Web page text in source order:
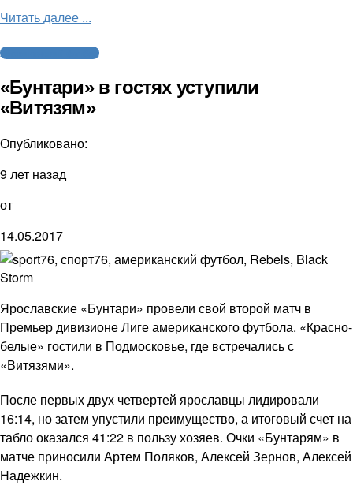
Читать далее ...
Американский футбол
«Бунтари» в гостях уступили
«Витязям»
Опубликовано:
9 лет назад
от
14.05.2017
Ярославские «Бунтари» провели свой второй матч в
Премьер дивизионе Лиге американского футбола. «Красно-
белые» гостили в Подмосковье, где встречались с
«Витязями».
После первых двух четвертей ярославцы лидировали
16:14, но затем упустили преимущество, а итоговый счет на
табло оказался 41:22 в пользу хозяев. Очки «Бунтарям» в
матче приносили Артем Поляков, Алексей Зернов, Алексей
Надежкин.